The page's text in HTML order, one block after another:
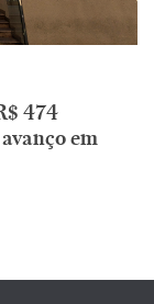
474
em